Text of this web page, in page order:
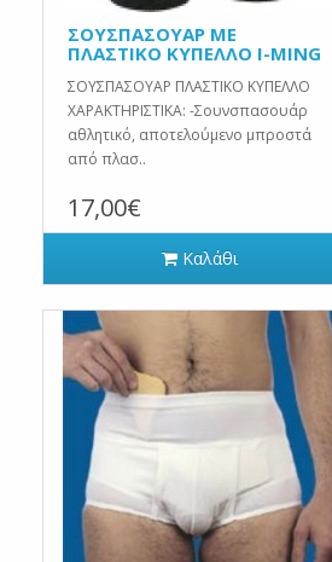
ΣΟΥΣΠΑΣΟΥΑΡ ΜΕ
ΠΛΑΣΤΙΚΟ ΚΥΠΕΛΛΟ I-MING
ΣΟΥΣΠΑΣΟΥΑΡ ΠΛΑΣΤΙΚΟ ΚΥΠΕΛΛΟ
ΧΑΡΑΚΤΗΡΙΣΤΙΚΑ: -Σουνσπασουάρ
αθλητικό, αποτελούμενο μπροστά
από πλασ..
17,00€
Καλάθι